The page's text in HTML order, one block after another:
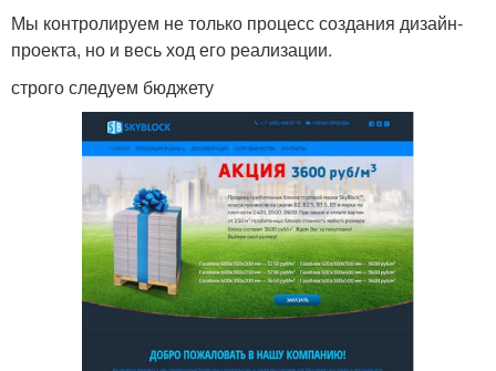
Мы контролируем не только процесс создания дизайн-
проекта, но и весь ход его реализации.
строго следуем бюджету